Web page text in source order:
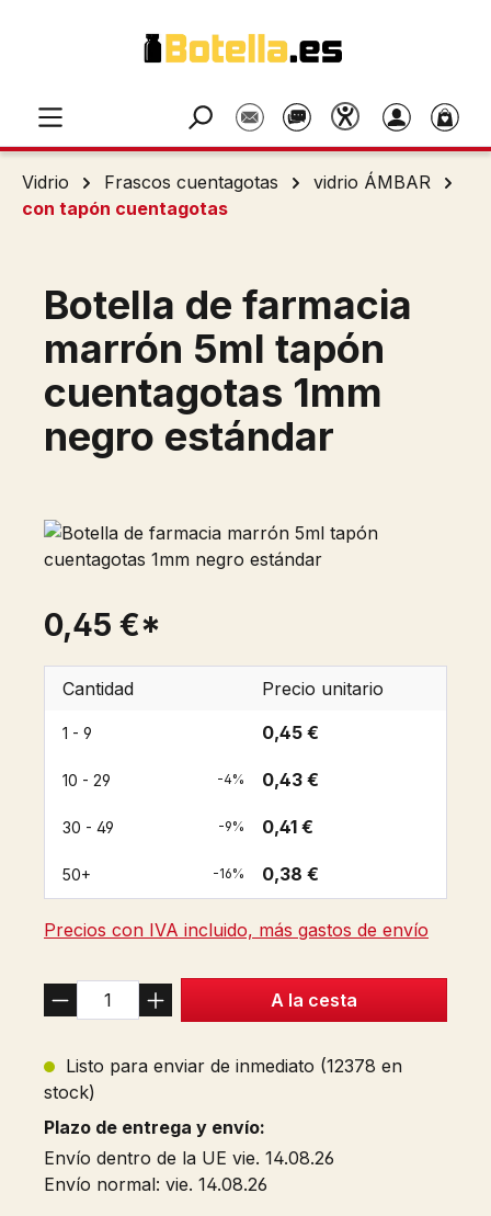
Vidrio Frascos cuentagotas
vidrio ÁMBAR
con tapón cuentagotas
Botella de farmacia
marrón 5ml tapón
cuentagotas 1mm
negro estándar
0,45 €*
Cantidad Precio unitario
1 - 9 0,45 €
10 - 29 -4% 0,43 €
30 - 49 -9% 0,41 €
50+ -16% 0,38 €
Precios con IVA incluido, más gastos de envío
A la cesta
Listo para enviar de inmediato (12378 en
stock)
Plazo de entrega y envío:
Envío dentro de la UE vie. 14.08.26
Envío normal: vie. 14.08.26